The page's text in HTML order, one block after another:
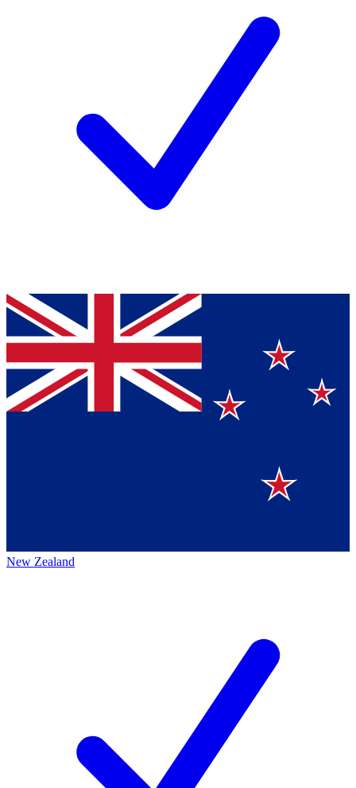
New Zealand